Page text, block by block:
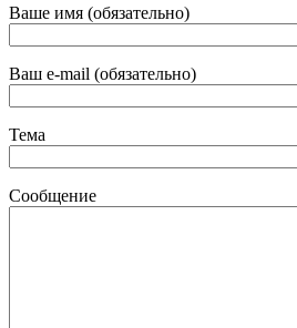
Ваше имя (обязательно)
Ваш e-mail (обязательно)
Тема
Сообщение